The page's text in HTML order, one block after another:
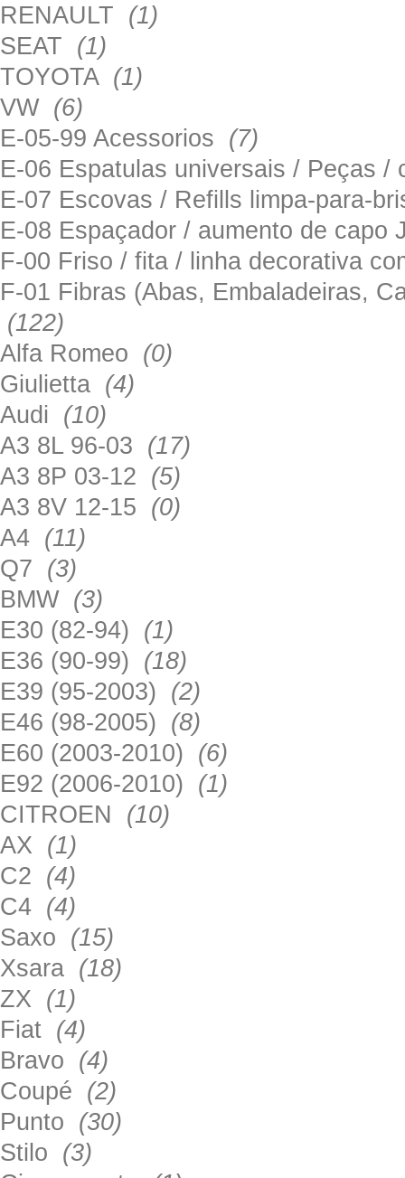
RENAULT (1)
SEAT (1)
TOYOTA (1)
VW (6)
E-05-99 Acessorios (7)
E-06 Espatulas universais / Peças
E-07 Escovas / Refills limpa-para-
E-08 Espaçador / aumento de
F-00 Friso / fita / linha decorativa
F-01 Fibras (Abas, Embaladeiras,
(122)
Alfa Romeo (0)
Giulietta (4)
Audi (10)
A3 8L 96-03 (17)
A3 8P 03-12 (5)
A3 8V 12-15 (0)
A4 (11)
Q7 (3)
BMW (3)
E30 (82-94) (1)
E36 (90-99) (18)
E39 (95-2003) (2)
E46 (98-2005) (8)
E60 (2003-2010) (6)
E92 (2006-2010) (1)
CITROEN (10)
AX (1)
C2 (4)
C4 (4)
Saxo (15)
Xsara (18)
ZX (1)
Fiat (4)
Bravo (4)
Coupé (2)
Punto (30)
Stilo (3)